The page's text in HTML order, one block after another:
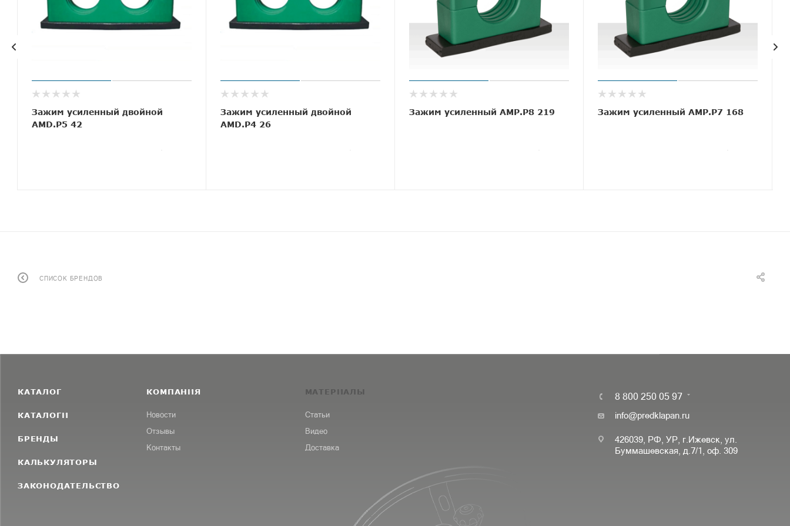
Зажим усиленный двойной
AMD.P5 42
Зажим усиленный двойной
AMD.P4 26
Зажим усиленный AMP.P8 219 Зажим усиленный AMP.P7 168
СПИСОК БРЕНДОВ
КАТАЛОГ
КАТАЛОГИ
БРЕНДЫ
КАЛЬКУЛЯТОРЫ
ЗАКОНОДАТЕЛЬСТВО
КОМПАНИЯ
Новости
Отзывы
Контакты
МАТЕРИАЛЫ
Статьи
Видео
Доставка
8 800 250 05 97
info@predklapan.ru
426039, РФ, УР, г.Ижевск, ул.
Буммашевская, д.7/1, оф. 309